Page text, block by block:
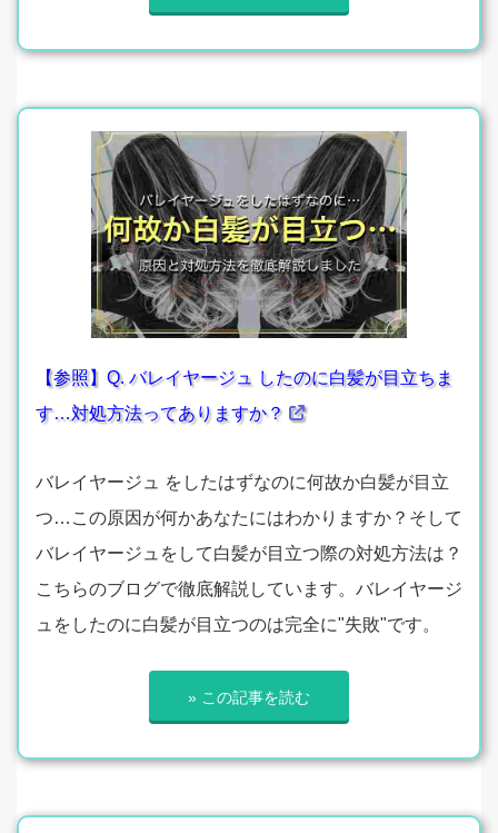
【参照】Q. バレイヤージュ したのに白髪が目立ちま
す…対処方法ってありますか？
バレイヤージュ をしたはずなのに何故か白髪が目立
つ…この原因が何かあなたにはわかりますか？そして
バレイヤージュをして白髪が目立つ際の対処方法は？
こちらのブログで徹底解説しています。バレイヤージ
ュをしたのに白髪が目立つのは完全に"失敗"です。
» この記事を読む